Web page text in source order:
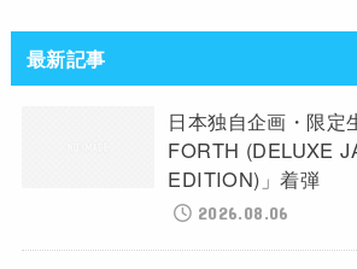
最新記事
日本独自企画・限定
FORTH (DELUXE
EDITION)」着弾
2026.08.06